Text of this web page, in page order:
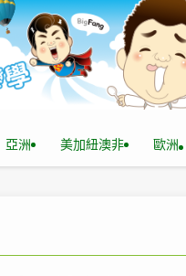
亞洲 美加紐澳非 歐洲